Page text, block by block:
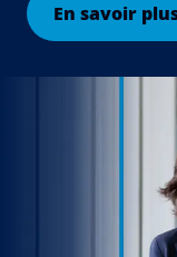
En savoir